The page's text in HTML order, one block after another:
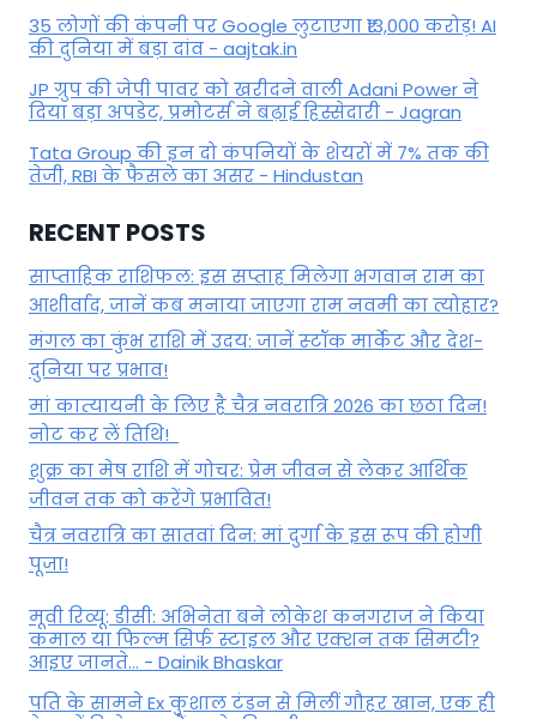
35 लोगों की कंपनी पर Google लुटाएगा ₹13,000 करोड़! AI
की दुनिया में बड़ा दांव - aajtak.in
JP ग्रुप की जेपी पावर को खरीदने वाली Adani Power ने
दिया बड़ा अपडेट, प्रमोटर्स ने बढ़ाई हिस्सेदारी - Jagran
Tata Group की इन दो कंपनियों के शेयरों में 7% तक की
तेजी, RBI के फैसले का असर - Hindustan
RECENT POSTS
साप्ताहिक राशिफल: इस सप्ताह मिलेगा भगवान राम का
आशीर्वाद, जानें कब मनाया जाएगा राम नवमी का त्योहार?
मंगल का कुंभ राशि में उदय: जानें स्‍टॉक मार्केट और देश-
दुनिया पर प्रभाव!
मां कात्‍यायनी के लिए है चैत्र नवरात्रि 2026 का छठा दिन!
नोट कर लें तिथि!
शुक्र का मेष राशि में गोचर: प्रेम जीवन से लेकर आर्थिक
जीवन तक को करेंगे प्रभावित!
चैत्र नवरात्रि का सातवां दिन: मां दुर्गा के इस रूप की होगी
पूजा!
मूवी रिव्यू: डीसी: अभिनेता बने लोकेश कनगराज ने किया
कमाल या फिल्म सिर्फ स्टाइल और एक्शन तक सिमटी?
आइए जानते... - Dainik Bhaskar
पति के सामने Ex कुशाल टंडन से मिलीं गौहर खान, एक ही